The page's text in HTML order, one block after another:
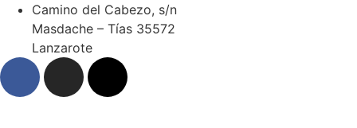
Camino del Cabezo, s/n
Masdache – Tías 35572
Lanzarote